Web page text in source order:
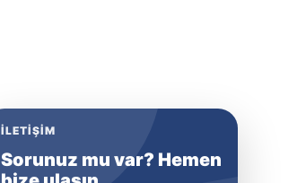
İLETIŞIM
Sorunuz mu var? Hemen